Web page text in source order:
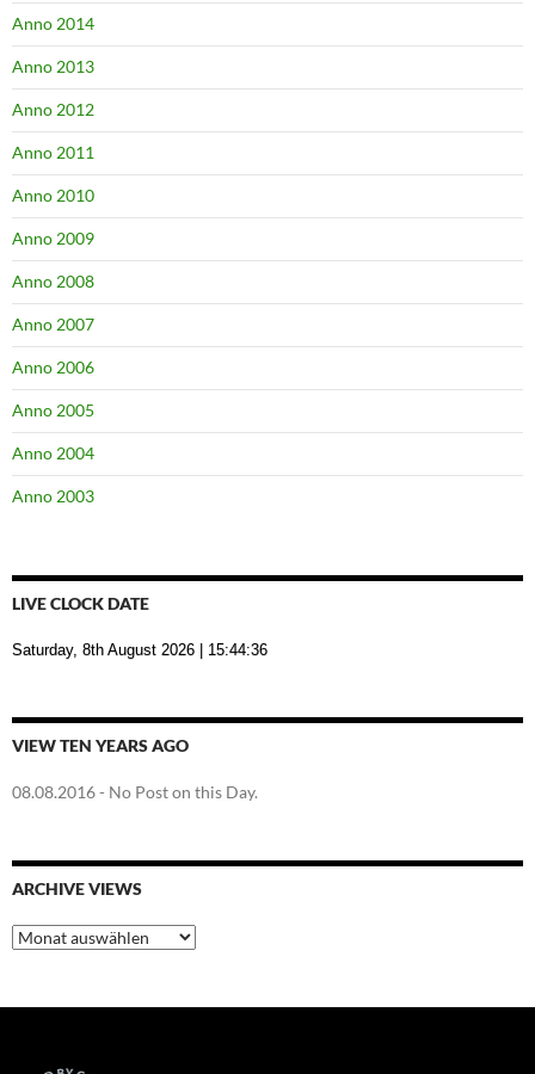
Anno 2014
Anno 2013
Anno 2012
Anno 2011
Anno 2010
Anno 2009
Anno 2008
Anno 2007
Anno 2006
Anno 2005
Anno 2004
Anno 2003
LIVE CLOCK DATE
Saturday, 8th August 2026 | 15:44:36
VIEW TEN YEARS AGO
08.08.2016- No Post on this Day.
ARCHIVE VIEWS
Archive
Views